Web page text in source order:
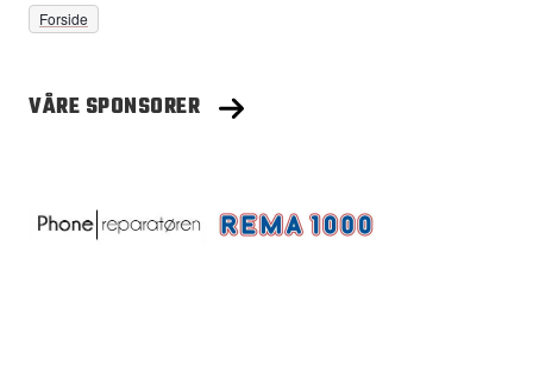
Forside
VÅRE SPONSORER